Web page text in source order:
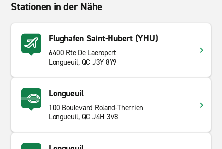
Stationen in der Nähe
Flughafen Saint-Hubert (YHU)
6400 Rte De Laeroport
Longueuil, QC J3Y 8Y9
Longueuil
100 Boulevard Roland-Therrien
Longueuil, QC J4H 3V8